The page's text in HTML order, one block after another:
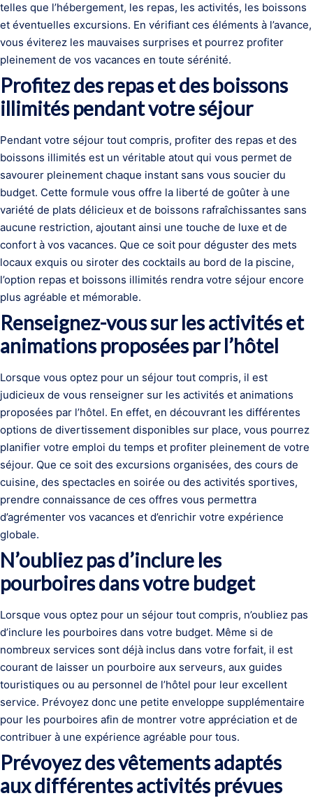
telles que l’hébergement, les repas, les activités, les boissons
et éventuelles excursions. En vérifiant ces éléments à l’avance,
vous éviterez les mauvaises surprises et pourrez profiter
pleinement de vos vacances en toute sérénité.
Profitez des repas et des boissons
illimités pendant votre séjour
Pendant votre séjour tout compris, profiter des repas et des
boissons illimités est un véritable atout qui vous permet de
savourer pleinement chaque instant sans vous soucier du
budget. Cette formule vous offre la liberté de goûter à une
variété de plats délicieux et de boissons rafraîchissantes sans
aucune restriction, ajoutant ainsi une touche de luxe et de
confort à vos vacances. Que ce soit pour déguster des mets
locaux exquis ou siroter des cocktails au bord de la piscine,
l’option repas et boissons illimités rendra votre séjour encore
plus agréable et mémorable.
Renseignez-vous sur les activités et
animations proposées par l’hôtel
Lorsque vous optez pour un séjour tout compris, il est
judicieux de vous renseigner sur les activités et animations
proposées par l’hôtel. En effet, en découvrant les différentes
options de divertissement disponibles sur place, vous pourrez
planifier votre emploi du temps et profiter pleinement de votre
séjour. Que ce soit des excursions organisées, des cours de
cuisine, des spectacles en soirée ou des activités sportives,
prendre connaissance de ces offres vous permettra
d’agrémenter vos vacances et d’enrichir votre expérience
globale.
N’oubliez pas d’inclure les
pourboires dans votre budget
Lorsque vous optez pour un séjour tout compris, n’oubliez pas
d’inclure les pourboires dans votre budget. Même si de
nombreux services sont déjà inclus dans votre forfait, il est
courant de laisser un pourboire aux serveurs, aux guides
touristiques ou au personnel de l’hôtel pour leur excellent
service. Prévoyez donc une petite enveloppe supplémentaire
pour les pourboires afin de montrer votre appréciation et de
contribuer à une expérience agréable pour tous.
Prévoyez des vêtements adaptés
aux différentes activités prévues